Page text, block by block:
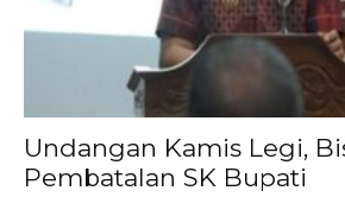
Undangan Kamis Legi,
Pembatalan SK Bupati